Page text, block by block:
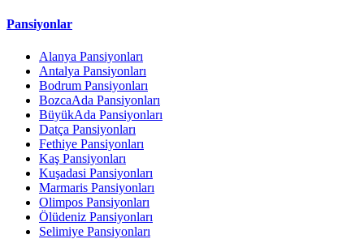
Pansiyonlar
Alanya Pansiyonları
Antalya Pansiyonları
Bodrum Pansiyonları
BozcaAda Pansiyonları
BüyükAda Pansiyonları
Datça Pansiyonları
Fethiye Pansiyonları
Kaş Pansiyonları
Kuşadasi Pansiyonları
Marmaris Pansiyonları
Olimpos Pansiyonları
Ölüdeniz Pansiyonları
Selimiye Pansiyonları